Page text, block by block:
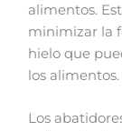
alimentos.
minimizar la
hielo que
los alimentos.
Los